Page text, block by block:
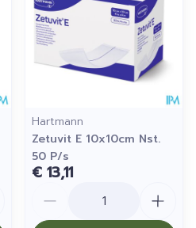
Hartmann
Zetuvit E 10x10cm Nst.
50 P/s
€ 13,11